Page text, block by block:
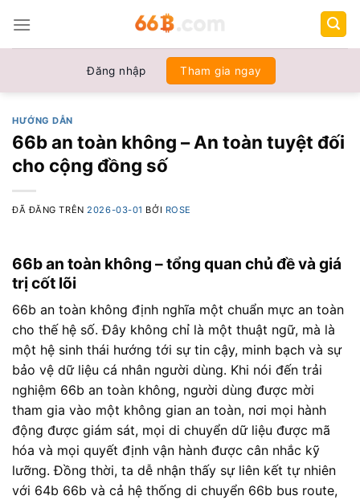
đến
nội
Đăng nhập Tham gia ngay
HƯỚNG DẪN
66b an toàn không – An toàn tuyệt đối
cho cộng đồng số
ĐÃ ĐĂNG TRÊN 2026-03-01 BỞI ROSE
66b an toàn không – tổng quan chủ đề và giá
trị cốt lõi
66b an toàn không định nghĩa một chuẩn mực an toàn
cho thế hệ số. Đây không chỉ là một thuật ngữ, mà là
một hệ sinh thái hướng tới sự tin cậy, minh bạch và sự
bảo vệ dữ liệu cá nhân người dùng. Khi nói đến trải
nghiệm 66b an toàn không, người dùng được mời
tham gia vào một không gian an toàn, nơi mọi hành
động được giám sát, mọi di chuyển dữ liệu được mã
hóa và mọi quyết định vận hành được cân nhắc kỹ
lưỡng. Đồng thời, ta dễ nhận thấy sự liên kết tự nhiên
với 64b 66b và cả hệ thống di chuyển 66b bus route,